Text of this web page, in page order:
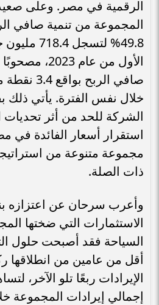
الرقمية في مصر. وعلى
المجموعة من تنمية صافي
49.8%
الأول من عام
خلال نفس الفترة. يأتي ذلك
الشركة للحد من أثر
استقرار أسعار الفائدة
مجموعة متنوعة من
ذات الصلة.
وأعرب سرحان عن اعتزازه
الاستثمارات التي ضختها
السياحة فقد أصبحت حلول
أقل من عامين من انطلاقها
إجمالي إيرادات المجموعة